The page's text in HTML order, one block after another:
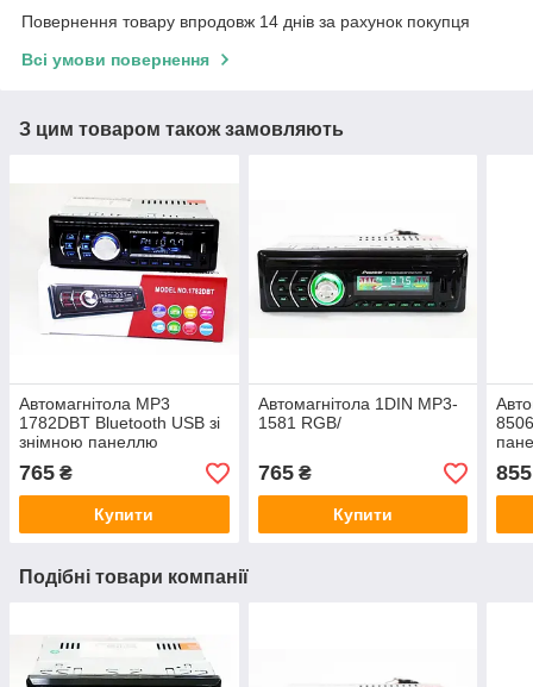
Повернення товару впродовж 14 днів за рахунок покупця
Всі умови повернення
З цим товаром також замовляють
Автомагнітола MP3
1782DBT Bluetooth USB зі
знімною панеллю
765 ₴
Купити
Автомагнітола 1DIN MP3-
1581 RGB/
765₴
Купити
855
Подібні товари компанії